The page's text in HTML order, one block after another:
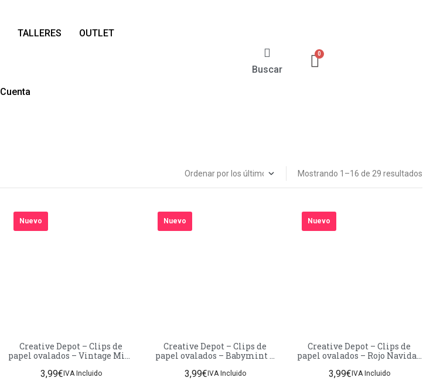
TALLERES OUTLET
Cuenta
Buscar
Mostrando 1–16 de 29 resultados
Nuevo
Creative Depot – Clips de
papel ovalados – Vintage Mint
3,99€ IVA Incluido
Nuevo
Creative Depot – Clips de
papel ovalados – Babymint –
3,99€ IVA Incluido
Nuevo
Creative Depot – Clips de
papel ovalados – Rojo Navidad
3,99€ IVA Incluido